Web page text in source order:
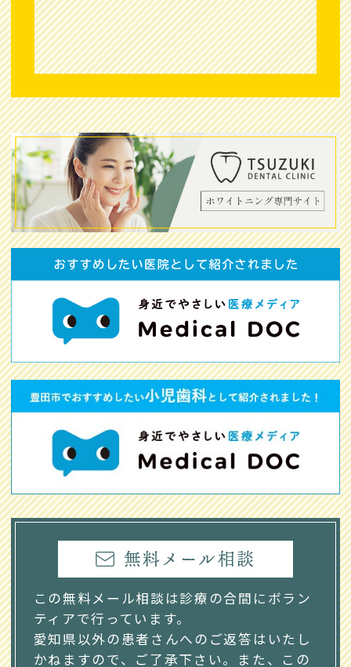
無料メール相談
この無料メール相談は診療の合間にボラン
ティアで行っています。
愛知県以外の患者さんへのご返答はいたし
かねますので、ご了承下さい。また、この